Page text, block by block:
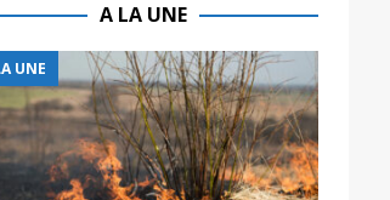
A LA UNE
UNE